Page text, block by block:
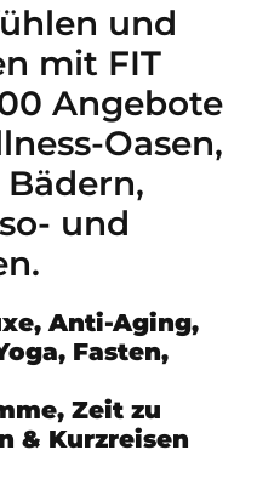
und
mit FIT
Angebote
Oasen,
Bädern,
und
Anti-Aging,
Fasten,
Zeit zu
& Kurzreisen